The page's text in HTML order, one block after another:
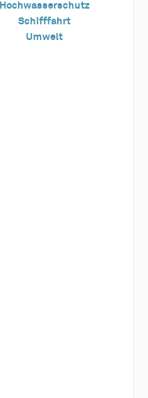
Hochwasserschutz
Schifffahrt
Umwelt